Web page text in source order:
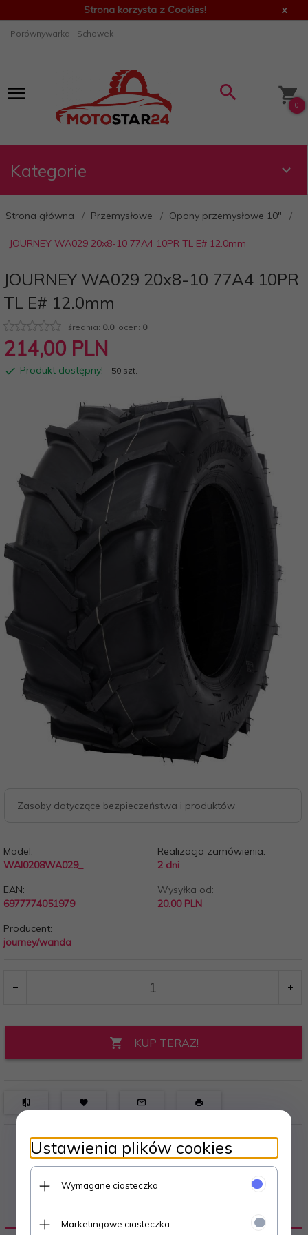
Strona korzysta z Cookies! x
Porównywarka Schowek
0
Kategorie
Strona główna Przemysłowe Opony przemysłowe 10"
JOURNEY WA029 20x8-10 77A4 10PR TL E# 12.0mm
JOURNEY WA029 20x8-10 77A4 10PR
TL E# 12.0mm
średnia: 0.0ocen: 0
214,00 PLN
Produkt dostępny! 50 szt.
Zasoby dotyczące bezpieczeństwa i produktów
Model:
WAI0208WA029_
Realizacja zamówienia:
2 dni
EAN:
6977774051979
Wysyłka od:
20.00 PLN
Producent:
journey/wanda
KUP TERAZ!
Ustawienia plików cookies
Wymagane ciasteczka
Marketingowe ciasteczka